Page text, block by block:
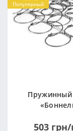
Популярный
Пружинный
503